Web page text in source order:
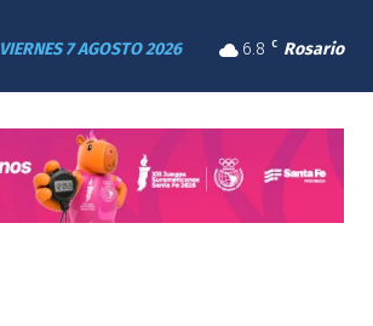
6.8 C Rosario
VIERNES 7 AGOSTO 2026